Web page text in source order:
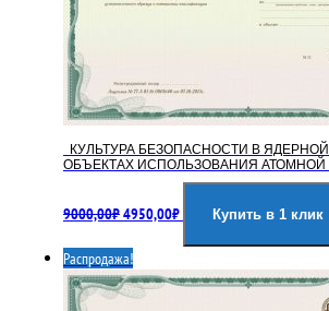
КУЛЬТУРА БЕЗОПАСНОСТИ В
ОБЪЕКТАХ ИСПОЛЬЗОВАНИЯ АТОМНОЙ
9000,00₽цена
9000,00₽.
4950,00₽цена:
Купить в 1 клик
Распродажа!